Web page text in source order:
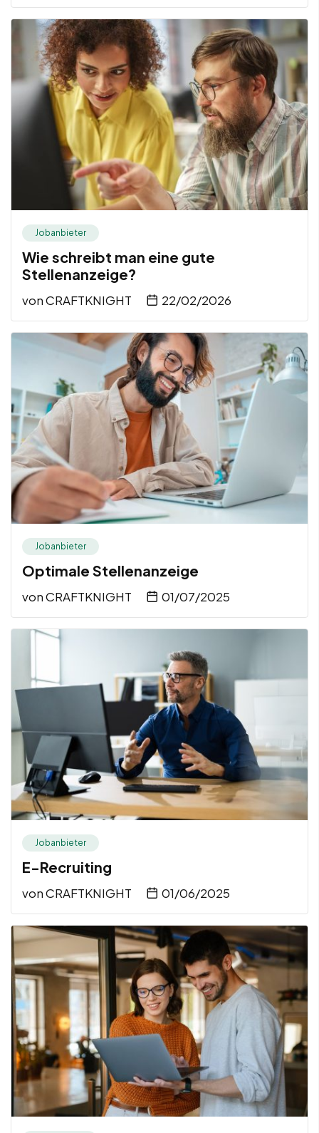
Jobanbieter
Wie schreibt man eine gute
Stellenanzeige?
vonCRAFTKNIGHT 22/02/2026
Jobanbieter
Optimale Stellenanzeige
vonCRAFTKNIGHT 01/07/2025
Jobanbieter
E-Recruiting
vonCRAFTKNIGHT 01/06/2025